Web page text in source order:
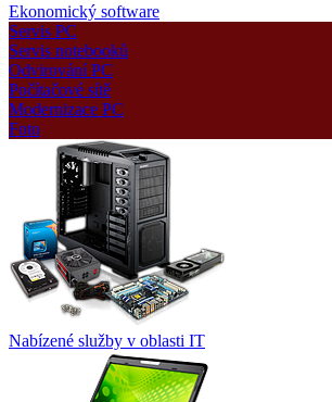
Ekonomický software
Servis PC
Servis notebooků
Odvirování PC
Počítačové sítě
Modernizace PC
Foto
Nabízené služby v oblasti IT